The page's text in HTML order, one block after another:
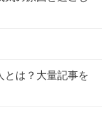
とは？大量記事を